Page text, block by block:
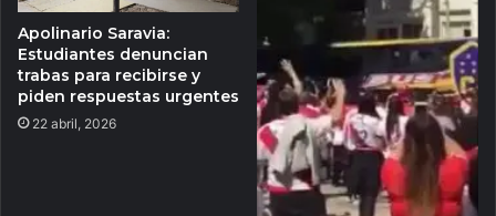
Apolinario Saravia:
Estudiantes denuncian
trabas para recibirse y
piden respuestas urgentes
22 abril, 2026